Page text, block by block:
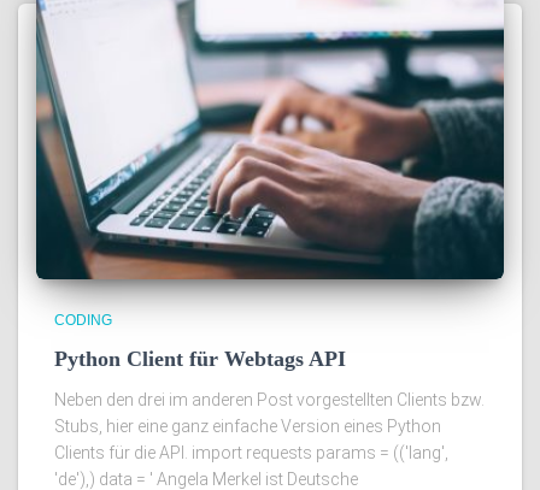
CODING
Python Client für Webtags API
Neben den drei im anderen Post vorgestellten Clients bzw.
Stubs, hier eine ganz einfache Version eines Python
Clients für die API. import requests params = (('lang',
'de'),) data = ' Angela Merkel ist Deutsche